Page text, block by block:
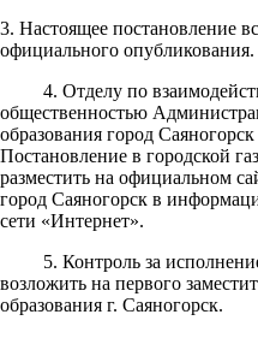
3. Настоящее постановление
официального опубликования.
4. Отделу по
общественностью
образования город
Постановление в городской
разместить на официальном
город Саяногорск в
сети «Интернет».
5. Контроль за
возложить на первого
образования г. Саяногорск.